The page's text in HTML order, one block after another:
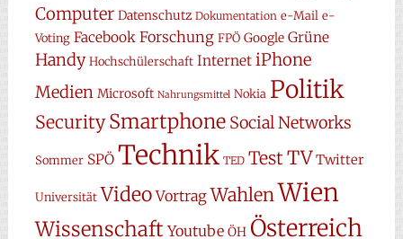
Computer Datenschutz Dokumentation e-Mail e-
Voting Facebook Forschung FPÖ Google Grüne
Handy Hochschülerschaft Internet iPhone
Medien Microsoft Nahrungsmittel Nokia Politik
Security Smartphone Social Networks
Sommer SPÖ Technik TED Test TV Twitter
Universität Video Vortrag WahlenWien
Wissenschaft Youtube ÖH Österreich